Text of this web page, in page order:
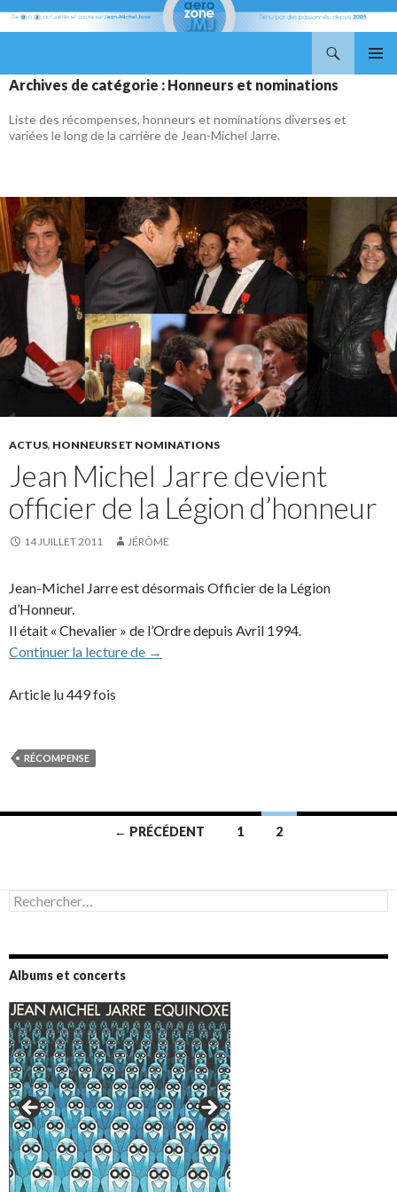
AU
Archives de catégorie : Honneurs et nominations
Liste des récompenses, honneurs et nominations diverses et
variées le long de la carrière de Jean-Michel Jarre.
ACTUS, HONNEURS ET NOMINATIONS
Jean Michel Jarre devient
officier de la Légion d’honneur
14 JUILLET 2011 JÉRÔME
Jean-Michel Jarre est désormais Officier de la Légion
d’Honneur.
Il était « Chevalier » de l’Ordre depuis Avril 1994.
Continuer la lecture de Jean Michel Jarre devient officier de la
→
Article lu 449 fois
RÉCOMPENSE
articles
← PRÉCÉDENT 1 2
Rechercher :
Albums et concerts